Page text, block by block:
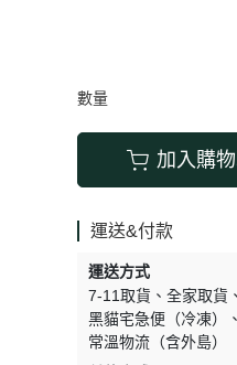
數量
加入購
運送&付款
運送方式
7-11取貨
全家取貨
黑貓宅急便（冷凍）
常溫物流（含外島）